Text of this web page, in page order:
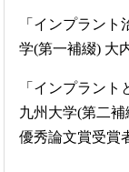
「インプラン
学(第一補綴) 大
「インプラン
九州大学(第二
優秀論文賞受賞